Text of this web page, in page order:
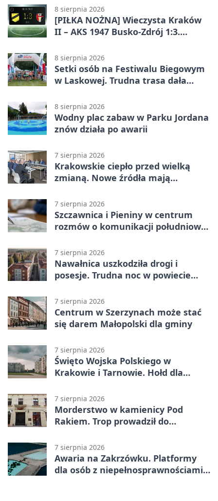
odwróciła losy meczu
8 sierpnia 2026
[PIŁKA NOŻNA] Wieczysta Kraków
II – AKS 1947 Busko-Zdrój 1:3.
Liga Grupa 4 (Grupa IV)
8 sierpnia 2026
Setki osób na Festiwalu Biegowym
w Laskowej. Trudna trasa dała
8 sierpnia 2026
Wodny plac zabaw w Parku Jordana
znów działa po awarii
7 sierpnia 2026
Krakowskie ciepło przed wielką
zmianą. Nowe źródła mają
7 sierpnia 2026
Szczawnica i Pieniny w centrum
rozmów o komunikacji południowej
7 sierpnia 2026
Nawałnica uszkodziła drogi i
posesje. Trudna noc w powiecie
7 sierpnia 2026
Centrum w Szerzynach może stać
się darem Małopolski dla gminy
7 sierpnia 2026
Święto Wojska Polskiego w
Krakowie i Tarnowie. Hołd dla
7 sierpnia 2026
Morderstwo w kamienicy Pod
Rakiem. Trop prowadził do
7 sierpnia 2026
Awaria na Zakrzówku. Platformy
dla osób z niepełnosprawnościami